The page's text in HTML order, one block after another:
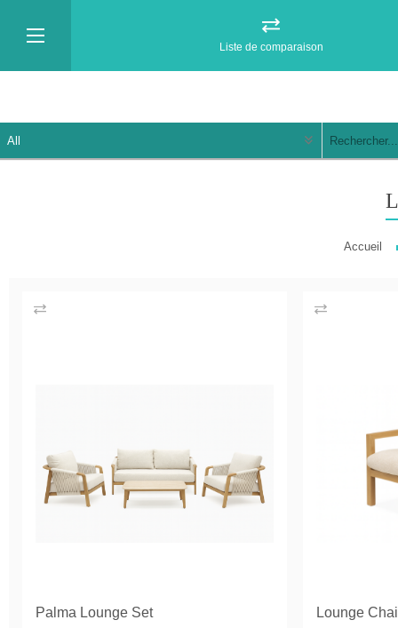
Liste de comparaison
Accueil
Palma Lounge Set Lounge